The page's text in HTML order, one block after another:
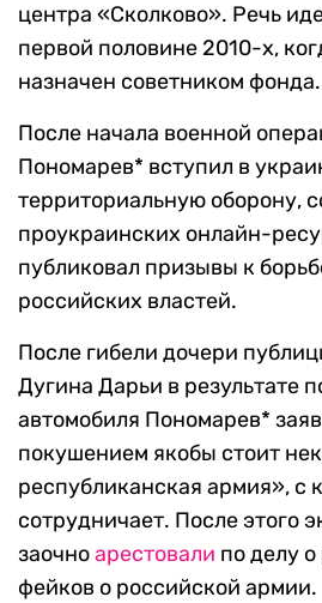
центра «Сколково». Речь
первой половине 2010-х,
назначен советником фонда.
После начала военной
Пономарев* вступил в
территориальную оборону,
проукраинских онлайн-
публиковал призывы к
российских властей.
После гибели дочери
Дугина Дарьи в результате
автомобиля Пономарев*
покушением якобы стоит
республиканская армия», с
сотрудничает. После этого
заочноарестовали по делу
фейков о российской армии.